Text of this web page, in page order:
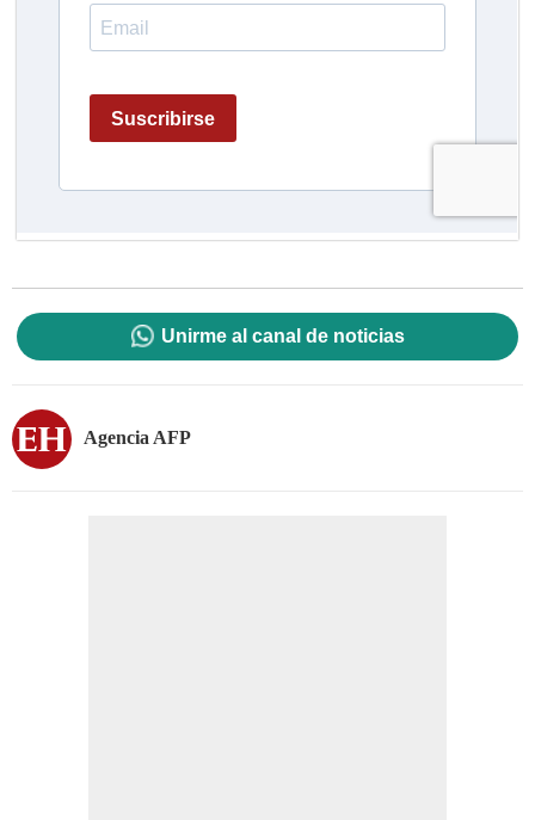
Unirme al canal de noticias
Agencia AFP